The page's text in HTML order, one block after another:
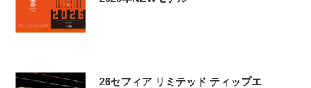
26セフィア リミテッド ティップエ